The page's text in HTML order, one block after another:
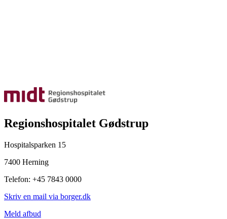
Regionshospitalet Gødstrup
Hospitalsparken 15
7400 Herning
Telefon: +45 7843 0000
Skriv en mail via borger.dk
Meld afbud